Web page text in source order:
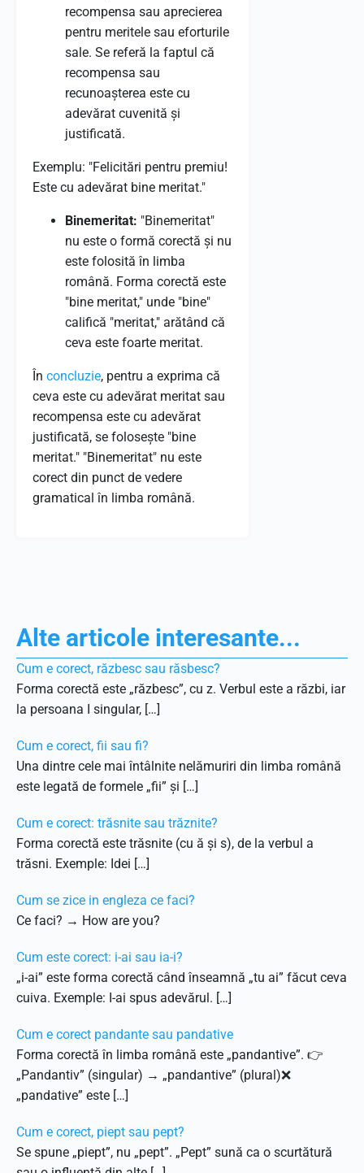
recompensa sau aprecierea
pentru meritele sau eforturile
sale. Se referă la faptul că
recompensa sau
recunoașterea este cu
adevărat cuvenită și
justificată.
Exemplu: "Felicitări pentru premiu!
Este cu adevărat bine meritat."
Binemeritat: "Binemeritat"
nu este o formă corectă și nu
este folosită în limba
română. Forma corectă este
"bine meritat," unde "bine"
califică "meritat," arătând că
ceva este foarte meritat.
În concluzie, pentru a exprima că
ceva este cu adevărat meritat sau
recompensa este cu adevărat
justificată, se folosește "bine
meritat." "Binemeritat" nu este
corect din punct de vedere
gramatical în limba română.
Alte articole interesante...
Cum e corect, răzbesc sau răsbesc?
Forma corectă este „răzbesc”, cu z. Verbul este a răzbi, iar
la persoana I singular, […]
Cum e corect, fii sau fi?
Una dintre cele mai întâlnite nelămuriri din limba română
este legată de formele „fii” și […]
Cum e corect: trăsnite sau trăznite?
Forma corectă este trăsnite (cu ă și s), de la verbul a
trăsni. Exemple: Idei […]
Cum se zice in engleza ce faci?
Ce faci? → How are you?
Cum este corect: i-ai sau ia-i?
„i-ai” este forma corectă când înseamnă „tu ai” făcut ceva
cuiva. Exemple: I-ai spus adevărul. […]
Cum e corect pandante sau pandative
Forma corectă în limba română este „pandantive”. 👉
„Pandantiv” (singular) → „pandantive” (plural)❌
„pandative” este […]
Cum e corect, piept sau pept?
Se spune „piept”, nu „pept”. „Pept” sună ca o scurtătură